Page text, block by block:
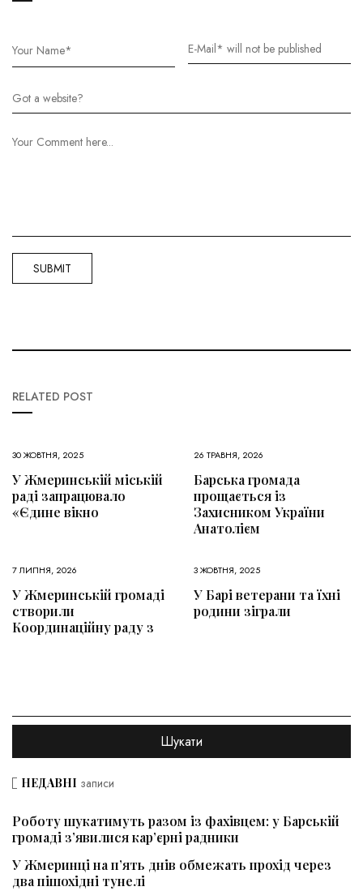
RELATED POST
30 ЖОВТНЯ, 2025
У Жмеринській міській
раді запрацювало
«Єдине вікно
26 ТРАВНЯ, 2026
Барська громада
прощається із
Захисником України
Анатолієм
7 ЛИПНЯ, 2026
У Жмеринській громаді
створили
Координаційну раду з
3 ЖОВТНЯ, 2025
У Барі ветерани та їхні
родини зіграли
НЕДАВНІ записи
Роботу шукатимуть разом із фахівцем: у Барській
громаді з’явилися кар’єрні радники
У Жмеринці на п’ять днів обмежать прохід через
два пішохідні тунелі